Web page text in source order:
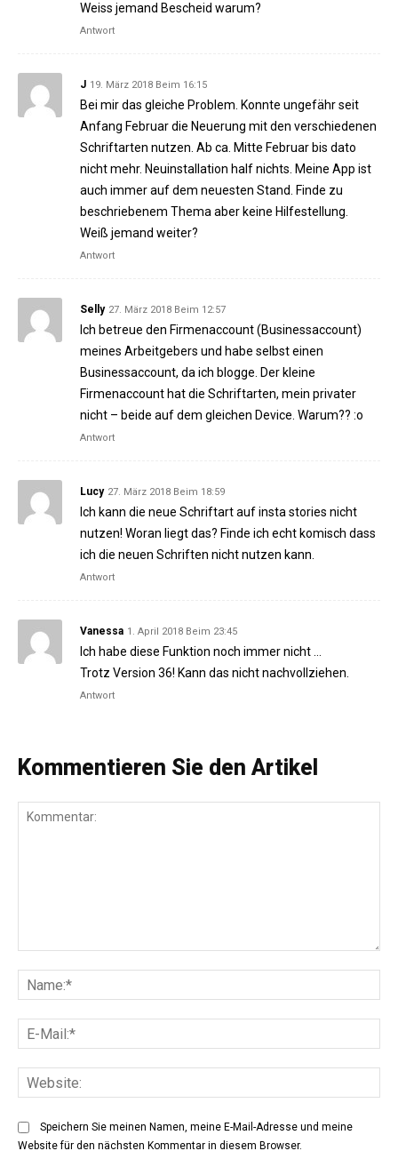
Weiss jemand Bescheid warum?
Antwort
J 19. März 2018 Beim 16:15
Bei mir das gleiche Problem. Konnte ungefähr seit
Anfang Februar die Neuerung mit den verschiedenen
Schriftarten nutzen. Ab ca. Mitte Februar bis dato
nicht mehr. Neuinstallation half nichts. Meine App ist
auch immer auf dem neuesten Stand. Finde zu
beschriebenem Thema aber keine Hilfestellung.
Weiß jemand weiter?
Antwort
Selly 27. März 2018 Beim 12:57
Ich betreue den Firmenaccount (Businessaccount)
meines Arbeitgebers und habe selbst einen
Businessaccount, da ich blogge. Der kleine
Firmenaccount hat die Schriftarten, mein privater
nicht – beide auf dem gleichen Device. Warum?? :o
Antwort
Lucy 27. März 2018 Beim 18:59
Ich kann die neue Schriftart auf insta stories nicht
nutzen! Woran liegt das? Finde ich echt komisch dass
ich die neuen Schriften nicht nutzen kann.
Antwort
Vanessa 1. April 2018 Beim 23:45
Ich habe diese Funktion noch immer nicht …
Trotz Version 36! Kann das nicht nachvollziehen.
Antwort
Kommentieren Sie den Artikel
Speichern Sie meinen Namen, meine E-Mail-Adresse und meine
Website für den nächsten Kommentar in diesem Browser.